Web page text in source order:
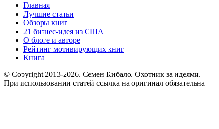
Главная
Лучшие статьи
Обзоры книг
21 бизнес-идея из США
О блоге и авторе
Рейтинг мотивирующих книг
Книга
© Copyright 2013-2026. Семен Кибало. Охотник за идеями.
При использовании статей ссылка на оригинал обязательна